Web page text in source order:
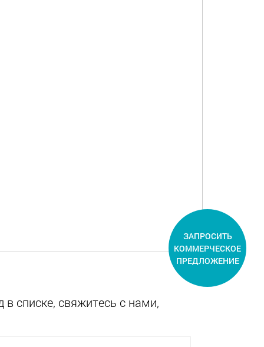
списке, свяжитесь с нами,
ЗАПРОСИТЬ
КОММЕРЧЕСКОЕ
ПРЕДЛОЖЕНИЕ